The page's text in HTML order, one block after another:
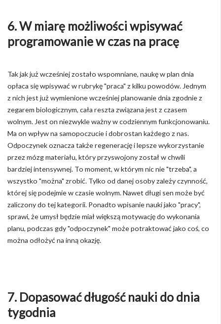
6. W miarę możliwości wpisywać
programowanie w czas na pracę
Tak jak już wcześniej zostało wspomniane, naukę w plan dnia
opłaca się wpisywać w rubrykę "praca" z kilku powodów. Jednym
z nich jest już wymienione wcześniej planowanie dnia zgodnie z
zegarem biologicznym, cała reszta związana jest z czasem
wolnym. Jest on niezwykle ważny w codziennym funkcjonowaniu.
Ma on wpływ na samopoczucie i dobrostan każdego z nas.
Odpoczynek oznacza także regenerację i lepsze wykorzystanie
przez mózg materiału, który przyswojony został w chwili
bardziej intensywnej. To moment, w którym nic nie "trzeba", a
wszystko "można" zrobić. Tylko od danej osoby zależy czynność,
której się podejmie w czasie wolnym. Nawet długi sen może być
zaliczony do tej kategorii. Ponadto wpisanie nauki jako "pracy",
sprawi, że umysł będzie miał większą motywację do wykonania
planu, podczas gdy "odpoczynek" może potraktować jako coś, co
można odłożyć na inną okazję.
7. Dopasować długość nauki do dnia
tygodnia